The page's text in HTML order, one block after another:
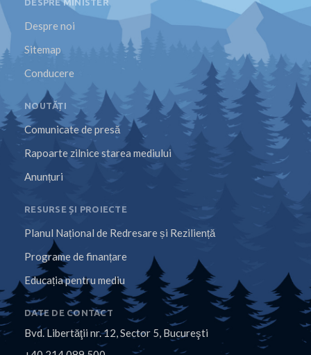
DESPRE MINISTER
Despre noi
Sitemap
Conducere
NOUTĂȚI
Comunicate de presă
Rapoarte zilnice starea mediului
Anunțuri
RESURSE ȘI PROIECTE
Planul Național de Redresare și Reziliență
Programe de finanțare
Educația pentru mediu
DATE DE CONTACT
Bvd. Libertăţii nr. 12, Sector 5, Bucureşti